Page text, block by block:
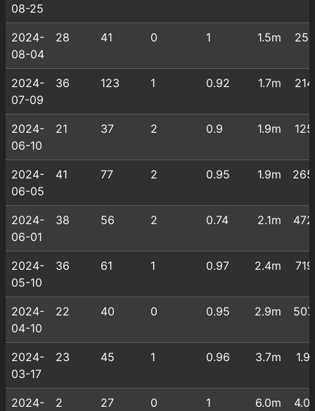
08-25
2024-
08-04
28 41 0 1 1.5m
2024-
07-09
36 123 1 0.92 1.7m
2024-
06-10
21 37 2 0.9 1.9m
2024-
06-05
41 77 2 0.95 1.9m
2024-
06-01
38 56 2 0.74 2.1m
2024-
05-10
36 61 1 0.97 2.4m
2024-
04-10
22 40 0 0.95 2.9m
2024-
03-17
23 45 1 0.96 3.7m
2024- 2 27 0 1 6.0m